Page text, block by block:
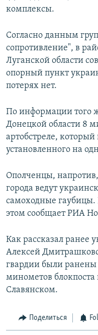
комплексы.
Согласно данным
сопротивление", в
Луганской области
опорный пункт
потерях нет.
По информации того
Донецкой области 8
артобстреле,
установленного на
Ополченцы,
города ведут
самоходные
этом сообщает РИА
Как рассказал ранее
Алексей
гвардии были ранены
минометов
Славянском.
Поделиться